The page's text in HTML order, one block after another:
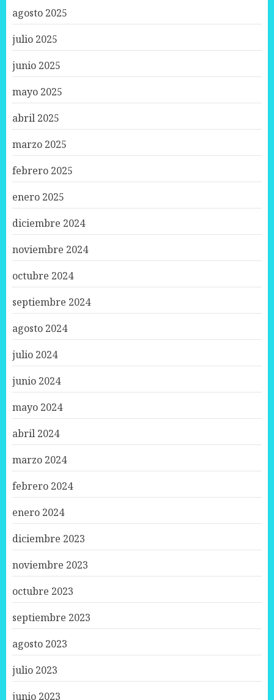
agosto 2025
julio 2025
junio 2025
mayo 2025
abril 2025
marzo 2025
febrero 2025
enero 2025
diciembre 2024
noviembre 2024
octubre 2024
septiembre 2024
agosto 2024
julio 2024
junio 2024
mayo 2024
abril 2024
marzo 2024
febrero 2024
enero 2024
diciembre 2023
noviembre 2023
octubre 2023
septiembre 2023
agosto 2023
julio 2023
junio 2023